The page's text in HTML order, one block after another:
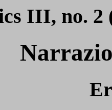
III, no. 2